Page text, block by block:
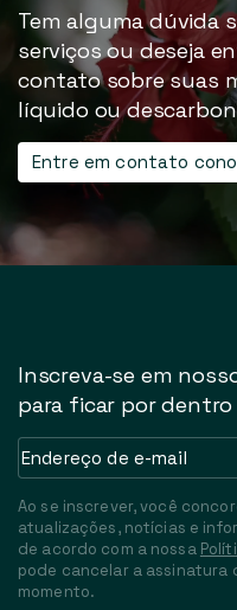
Tem alguma dúvida
serviços ou deseja
contato sobre suas
líquido ou
Entre em contato
Inscreva-se em
para ficar por dentro
Endereço
de
mail(Obrigatório)
Ao se inscrever, você
atualizações, notícias e
de acordo com a nossa
pode cancelar a assinatura
momento.